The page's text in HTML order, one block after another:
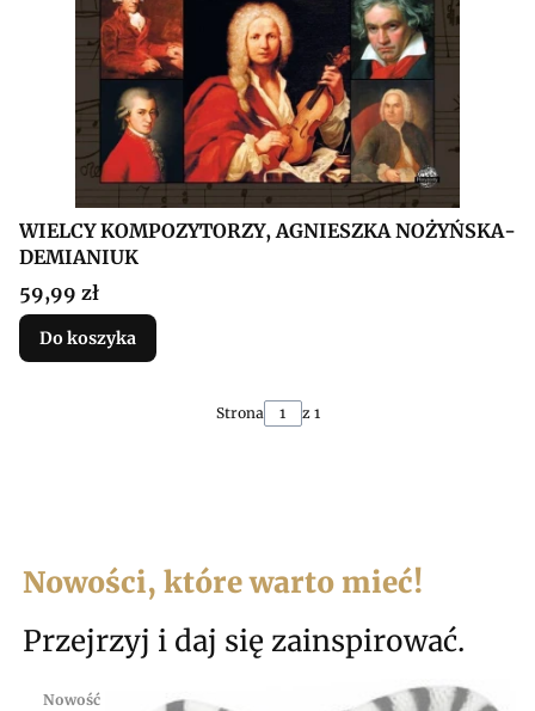
WIELCY KOMPOZYTORZY, AGNIESZKA NOŻYŃSKA-
DEMIANIUK
Cena
59,99 zł
Do koszyka
Strona z 1
Nowości, które warto mieć!
Przejrzyj i daj się zainspirować.
Nowość